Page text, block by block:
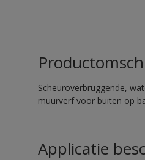
Scheuroverbruggende,
muurverf voor buiten op
Applicatie